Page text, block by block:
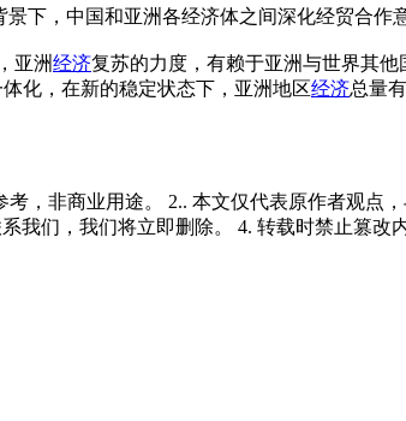
，中国和亚洲各经济体之间深化经贸合作
亚洲经济复苏的力度，有赖于亚洲与世界其
化，在新的稳定状态下，亚洲地区经济总量
，非商业用途。 2.. 本文仅代表原作者观
们，我们将立即删除。 4. 转载时禁止篡改